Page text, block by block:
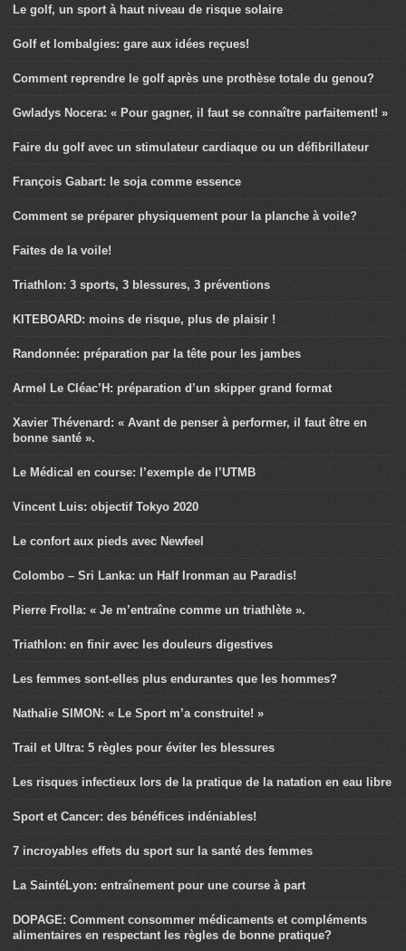
Le golf, un sport à haut niveau de risque solaire
Golf et lombalgies: gare aux idées reçues!
Comment reprendre le golf après une prothèse totale du genou?
Gwladys Nocera: « Pour gagner, il faut se connaître parfaitement! »
Faire du golf avec un stimulateur cardiaque ou un défibrillateur
François Gabart: le soja comme essence
Comment se préparer physiquement pour la planche à voile?
Faites de la voile!
Triathlon: 3 sports, 3 blessures, 3 préventions
KITEBOARD: moins de risque, plus de plaisir !
Randonnée: préparation par la tête pour les jambes
Armel Le Cléac’H: préparation d’un skipper grand format
Xavier Thévenard: « Avant de penser à performer, il faut être en
bonne santé ».
Le Médical en course: l’exemple de l’UTMB
Vincent Luis: objectif Tokyo 2020
Le confort aux pieds avec Newfeel
Colombo – Sri Lanka: un Half Ironman au Paradis!
Pierre Frolla: « Je m’entraîne comme un triathlète ».
Triathlon: en finir avec les douleurs digestives
Les femmes sont-elles plus endurantes que les hommes?
Nathalie SIMON: « Le Sport m’a construite! »
Trail et Ultra: 5 règles pour éviter les blessures
Les risques infectieux lors de la pratique de la natation en eau libre
Sport et Cancer: des bénéfices indéniables!
7 incroyables effets du sport sur la santé des femmes
La SaintéLyon: entraînement pour une course à part
DOPAGE: Comment consommer médicaments et compléments
alimentaires en respectant les règles de bonne pratique?